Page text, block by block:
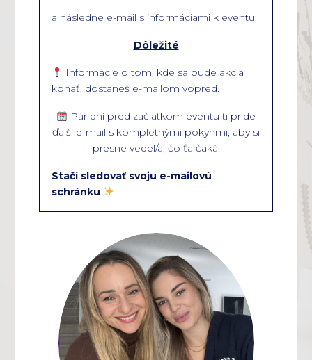
a následne e-mail s informáciami k eventu.
Dôležité
Informácie o tom, kde sa bude akcia
konať, dostaneš e-mailom vopred.
Pár dní pred začiatkom eventu ti príde
ďalší e-mail s kompletnými pokynmi, aby si
presne vedel/a, čo ťa čaká.
Stačí sledovať svoju e-mailovú
schránku